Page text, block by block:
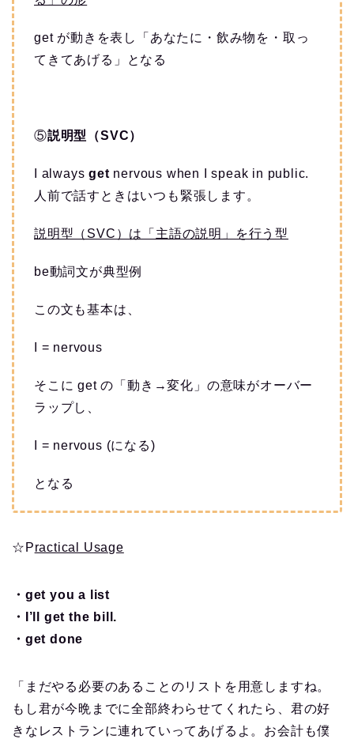
get が動きを表し「あなたに・飲み物を・取っ
てきてあげる」となる
⑤説明型（SVC）
I alwaysget nervous when I speak in public.
人前で話すときはいつも緊張します。
説明型（SVC）は「主語の説明」を行う型
be動詞文が典型例
この文も基本は、
I = nervous
そこに get の「動き→変化」の意味がオーバー
ラップし、
I = nervous (になる)
となる
☆ Practical Usage
・get you a list
・I’ll get the bill.
・get done
「まだやる必要のあることのリストを用意しますね。
もし君が今晩までに全部終わらせてくれたら、君の好
きなレストランに連れていってあげるよ。お会計も僕